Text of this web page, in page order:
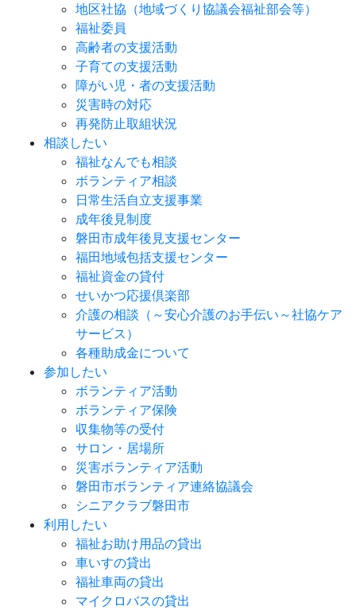
地区社協（地域づくり協議会福祉部会等）
福祉委員
高齢者の支援活動
子育ての支援活動
障がい児・者の支援活動
災害時の対応
再発防止取組状況
相談したい
福祉なんでも相談
ボランティア相談
日常生活自立支援事業
成年後見制度
磐田市成年後見支援センター
福田地域包括支援センター
福祉資金の貸付
せいかつ応援倶楽部
介護の相談（～安心介護のお手伝い～社協ケア
サービス）
各種助成金について
参加したい
ボランティア活動
ボランティア保険
収集物等の受付
サロン・居場所
災害ボランティア活動
磐田市ボランティア連絡協議会
シニアクラブ磐田市
利用したい
福祉お助け用品の貸出
車いすの貸出
福祉車両の貸出
マイクロバスの貸出